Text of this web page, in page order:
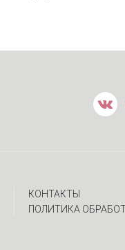
КОНТАКТЫ
ПОЛИТИКА